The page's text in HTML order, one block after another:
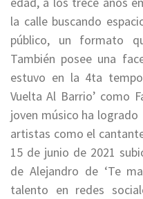
la calle buscando
público, un formato
También posee una
estuvo en la 4ta
Vuelta Al Barrio’ como
joven músico ha
artistas como el
15 de junio de 2021
de Alejandro de ‘Te
talento en redes